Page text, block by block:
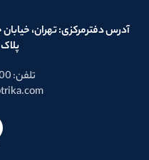
آدرس دفترمرکزی: تهران،
پلاک 8 ، واحد11
تلفن: 66712000-021